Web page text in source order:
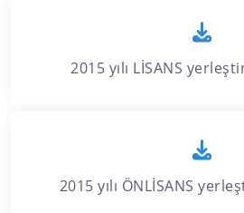
2015 yılı LİSANS
2015 yılı ÖNLİSANS